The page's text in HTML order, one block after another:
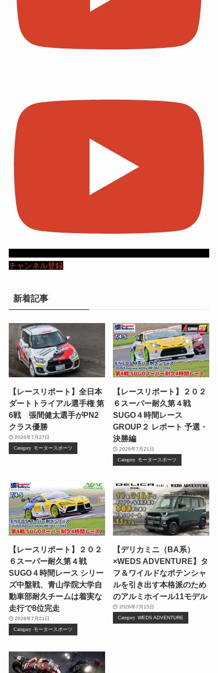
チャンネル登録
新着記事
【レースリポート】全日本
ダートトライアル選手権 第
6戦 張間健太選手がPN2
クラス優勝
2026年7月27日
モータースポーツ
【レースリポート】２０２
６スーパー耐久第４戦
SUGO４時間レース
GROUP２ レポート 予選・
決勝編
2026年7月21日
モータースポーツ
【レースリポート】２０２
６スーパー耐久第４戦
SUGO４時間レース シリー
ズ中盤戦、青山学院大学自
動車部耐久チームは着実な
走行で8位完走
2026年7月21日
モータースポーツ
【デリカミニ（BA系）
×WEDS ADVENTURE】タ
フ＆ワイルドなポテンシャ
ルを引き出す本格派のため
のアルミホイール11モデル
2026年7月15日
WEDS ADVENTURE